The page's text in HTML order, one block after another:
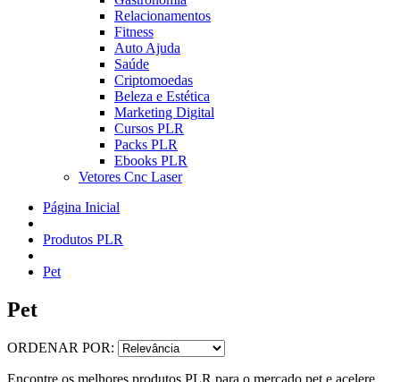
Relacionamentos
Fitness
Auto Ajuda
Saúde
Criptomoedas
Beleza e Estética
Marketing Digital
Cursos PLR
Packs PLR
Ebooks PLR
Vetores Cnc Laser
Página Inicial
Produtos PLR
Pet
Pet
ORDENAR POR:
Encontre os melhores produtos PLR para o mercado pet e acelere